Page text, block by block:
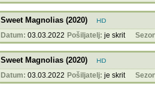
Sweet Magnolias (2020)
Datum: 03.03.2022 Pošiljatelj: je skrit
Sweet Magnolias (2020)
Datum: 03.03.2022 Pošiljatelj: je skrit